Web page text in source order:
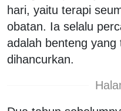
hari, yaitu terapi
obatan. Ia selalu
adalah benteng
dihancurkan.